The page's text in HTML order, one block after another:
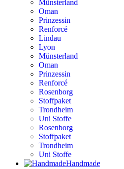
Münsterland
Oman
Prinzessin
Renforcé
Lindau
Lyon
Münsterland
Oman
Prinzessin
Renforcé
Rosenborg
Stoffpaket
Trondheim
Uni Stoffe
Rosenborg
Stoffpaket
Trondheim
Uni Stoffe
Handmade